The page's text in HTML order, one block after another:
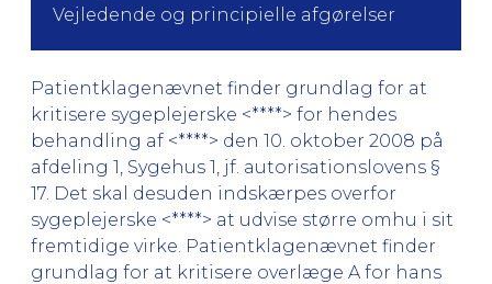
Vejledende og principielle afgørelser
Patientklagenævnet finder grundlag for at
kritisere sygeplejerske <****> for hendes
behandling af <****> den 10. oktober 2008 på
afdeling 1, Sygehus 1, jf. autorisationslovens §
17. Det skal desuden indskærpes overfor
sygeplejerske <****> at udvise større omhu i sit
fremtidige virke. Patientklagenævnet finder
grundlag for at kritisere overlæge A for hans